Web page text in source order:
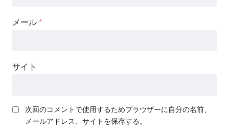
メール *
サイト
次回のコメントで使用するためブラウザーに自分の名前、
メールアドレス、サイトを保存する。